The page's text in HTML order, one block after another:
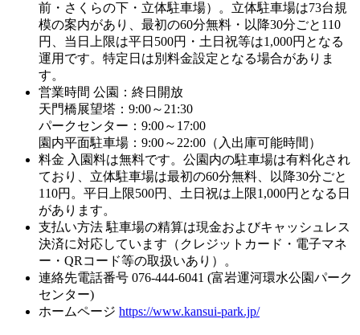
前・さくらの下・立体駐車場）。立体駐車場は73台規
模の案内があり、最初の60分無料・以降30分ごと110
円、当日上限は平日500円・土日祝等は1,000円となる
運用です。特定日は別料金設定となる場合がありま
す。
営業時間 公園：終日開放
天門橋展望塔：9:00～21:30
パークセンター：9:00～17:00
園内平面駐車場：9:00～22:00（入出庫可能時間）
料金 入園料は無料です。公園内の駐車場は有料化され
ており、立体駐車場は最初の60分無料、以降30分ごと
110円。平日上限500円、土日祝は上限1,000円となる日
があります。
支払い方法 駐車場の精算は現金およびキャッシュレス
決済に対応しています（クレジットカード・電子マネ
ー・QRコード等の取扱いあり）。
連絡先電話番号 076-444-6041 (富岩運河環水公園パーク
センター)
ホームページ https://www.kansui-park.jp/